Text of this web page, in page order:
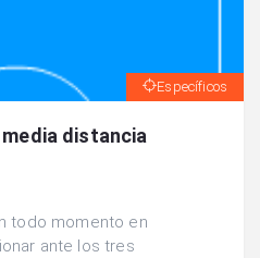
Específicos
distancia
todo momento en
ante los tres